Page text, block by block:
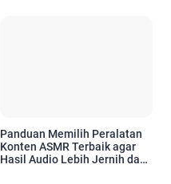
Panduan Memilih Peralatan
Konten ASMR Terbaik agar
Hasil Audio Lebih Jernih dan